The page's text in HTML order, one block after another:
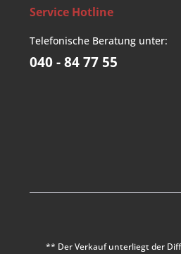
Service Hotline
Telefonische Beratung unter:
040 - 84 77 55
** Der Verkauf unterliegt der